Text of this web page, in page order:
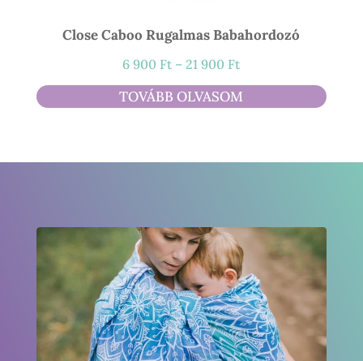
Close Caboo Rugalmas Babahordozó
6 900 Ft – 21 900 FtÁrtartomány:
6
900 Ft
TOVÁBB OLVASOM